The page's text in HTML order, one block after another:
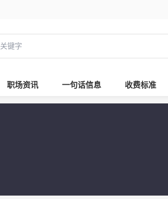
职场资讯 一句话信息 收费标准